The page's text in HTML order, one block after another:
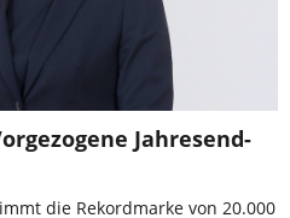
Jahresend-
die Rekordmarke von 20.000